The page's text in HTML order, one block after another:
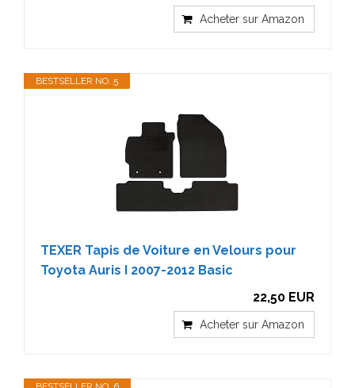
Acheter sur Amazon
BESTSELLER NO. 5
TEXER Tapis de Voiture en Velours pour
Toyota Auris I 2007-2012 Basic
22,50 EUR
Acheter sur Amazon